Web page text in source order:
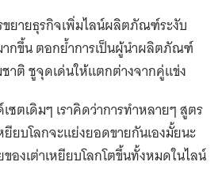
ยายธุรกิจเพิ่มไลน์ผลิตภัณฑ์ระงับ
กขึ้น ตอกย้ำการเป็นผู้นำผลิตภัณฑ์
าติ ชูจุดเด่นให้แตกต่างจากคู่แข่ง
ซตเดิมๆ เราคิดว่าการทำหลายๆ สูตร
ยบโลกจะแย่งยอดขายกันเองมั้ยนะ
องเต่าเหยียบโลกโตขึ้นทั้งหมดในไลน์